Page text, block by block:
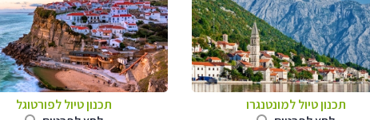
תכנון טיול למונטנגרו
תכנון טיול לפורטוגל